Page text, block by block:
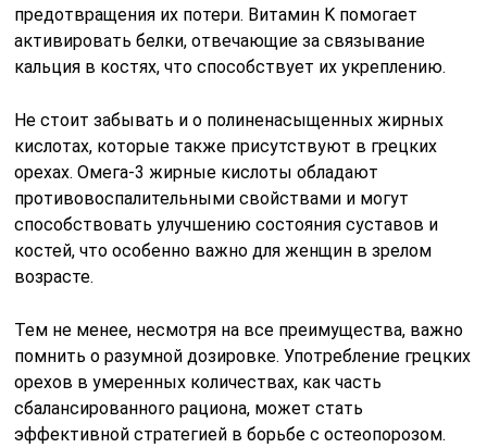
предотвращения их потери. Витамин K помогает
активировать белки, отвечающие за связывание
кальция в костях, что способствует их укреплению.
Не стоит забывать и о полиненасыщенных жирных
кислотах, которые также присутствуют в грецких
орехах. Омега-3 жирные кислоты обладают
противовоспалительными свойствами и могут
способствовать улучшению состояния суставов и
костей, что особенно важно для женщин в зрелом
возрасте.
Тем не менее, несмотря на все преимущества, важно
помнить о разумной дозировке. Употребление грецких
орехов в умеренных количествах, как часть
сбалансированного рациона, может стать
эффективной стратегией в борьбе с остеопорозом.